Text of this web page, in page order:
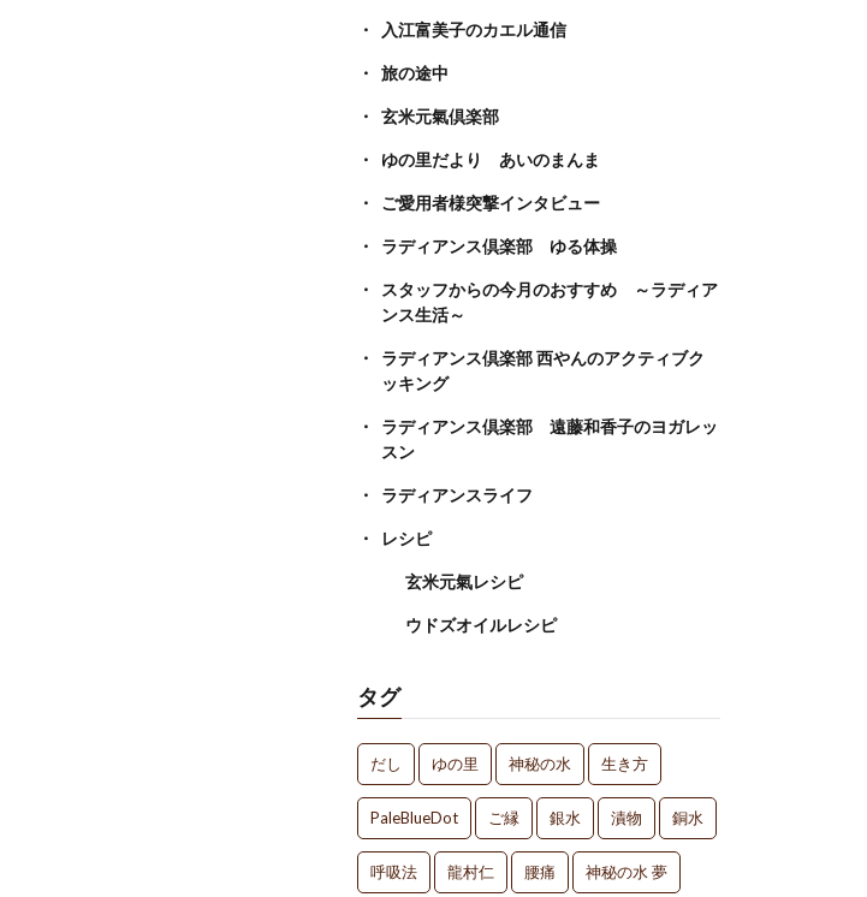
入江富美子のカエル通信
旅の途中
玄米元氣倶楽部
ゆの里だより あいのまんま
ご愛用者様突撃インタビュー
ラディアンス倶楽部 ゆる体操
スタッフからの今月のおすすめ ～ラディア
ンス生活～
ラディアンス倶楽部 西やんのアクティブク
ッキング
ラディアンス倶楽部 遠藤和香子のヨガレッ
スン
ラディアンスライフ
レシピ
玄米元氣レシピ
ウドズオイルレシピ
タグ
だし ゆの里 神秘の水 生き方
PaleBlueDot ご縁 銀水 漬物 銅水
呼吸法 龍村仁 腰痛 神秘の水 夢